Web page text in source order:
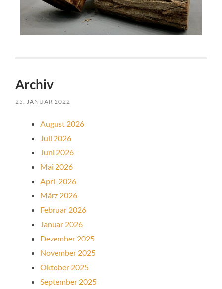
Archiv
25. JANUAR 2022
August 2026
Juli 2026
Juni 2026
Mai 2026
April 2026
März 2026
Februar 2026
Januar 2026
Dezember 2025
November 2025
Oktober 2025
September 2025